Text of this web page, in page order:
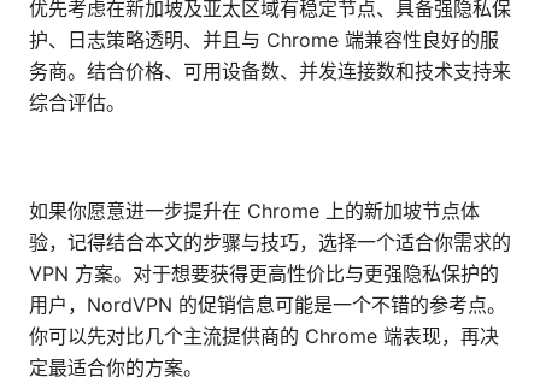
优先考虑在新加坡及亚太区域有稳定节点、具备强隐私保
护、日志策略透明、并且与 Chrome 端兼容性良好的服
务商。结合价格、可用设备数、并发连接数和技术支持来
综合评估。
如果你愿意进一步提升在 Chrome 上的新加坡节点体
验，记得结合本文的步骤与技巧，选择一个适合你需求的
VPN 方案。对于想要获得更高性价比与更强隐私保护的
用户，NordVPN 的促销信息可能是一个不错的参考点。
你可以先对比几个主流提供商的 Chrome 端表现，再决
定最适合你的方案。